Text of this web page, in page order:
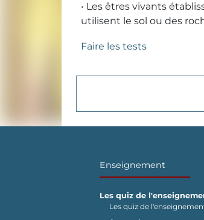
• Les êtres vivants
utilisent le sol ou des
Faire les tests
Enseignement
Les quiz de
Les quiz de